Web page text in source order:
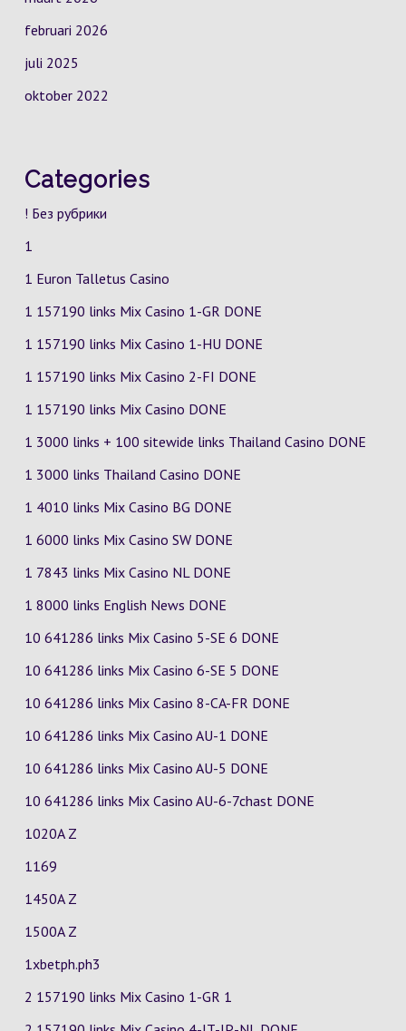
februari 2026
juli 2025
oktober 2022
Categories
! Без рубрики
1
1 Euron Talletus Casino
1 157190 links Mix Casino 1-GR DONE
1 157190 links Mix Casino 1-HU DONE
1 157190 links Mix Casino 2-FI DONE
1 157190 links Mix Casino DONE
1 3000 links + 100 sitewide links Thailand Casino DONE
1 3000 links Thailand Casino DONE
1 4010 links Mix Casino BG DONE
1 6000 links Mix Casino SW DONE
1 7843 links Mix Casino NL DONE
1 8000 links English News DONE
10 641286 links Mix Casino 5-SE 6 DONE
10 641286 links Mix Casino 6-SE 5 DONE
10 641286 links Mix Casino 8-CA-FR DONE
10 641286 links Mix Casino AU-1 DONE
10 641286 links Mix Casino AU-5 DONE
10 641286 links Mix Casino AU-6-7chast DONE
1020A Z
1169
1450A Z
1500A Z
1xbetph.ph3
2 157190 links Mix Casino 1-GR 1